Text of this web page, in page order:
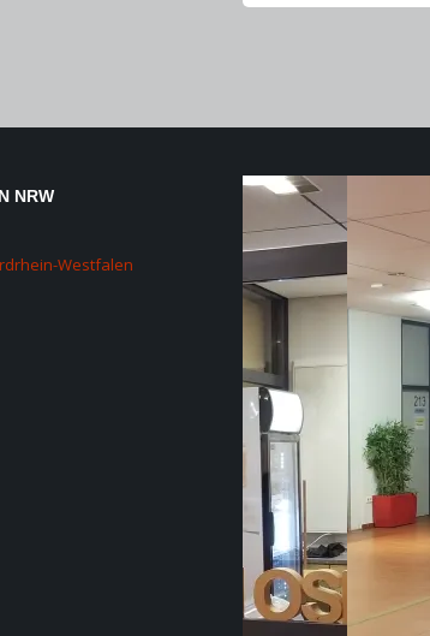
NRW
Westfalen